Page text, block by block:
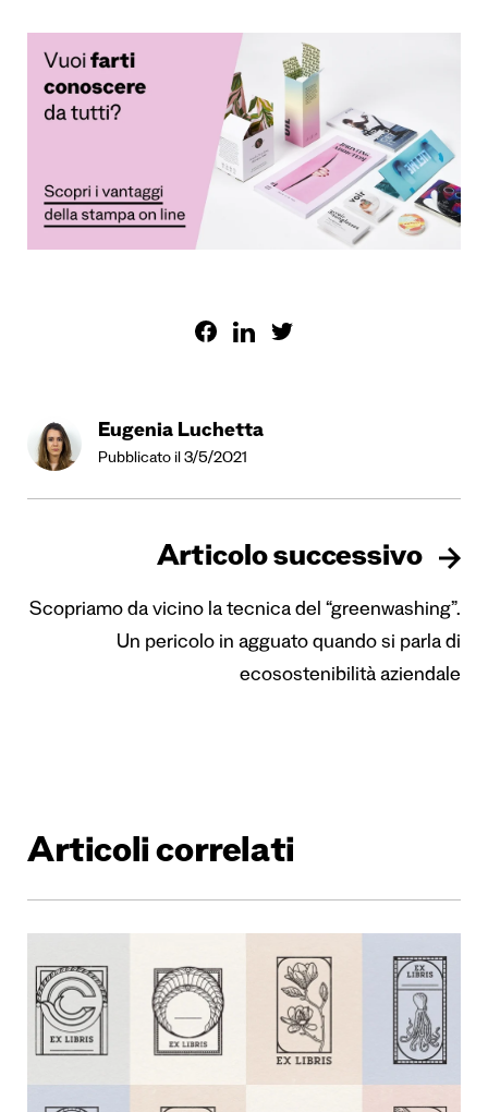
Eugenia Luchetta
Pubblicato il 3/5/2021
Articolo successivo
Scopriamo da vicino la tecnica del “greenwashing”.
Un pericolo in agguato quando si parla di
ecosostenibilità aziendale
Articoli correlati